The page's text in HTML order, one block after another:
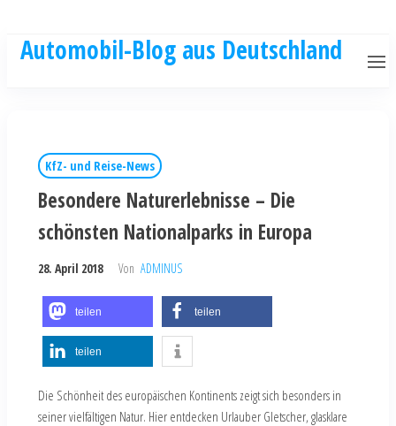
Automobil-Blog aus Deutschland
KfZ- und Reise-News
Besondere Naturerlebnisse – Die
schönsten Nationalparks in Europa
28. April 2018 Von ADMINUS
teilen teilen
teilen
Die Schönheit des europäischen Kontinents zeigt sich besonders in
seiner vielfältigen Natur. Hier entdecken Urlauber Gletscher, glasklare